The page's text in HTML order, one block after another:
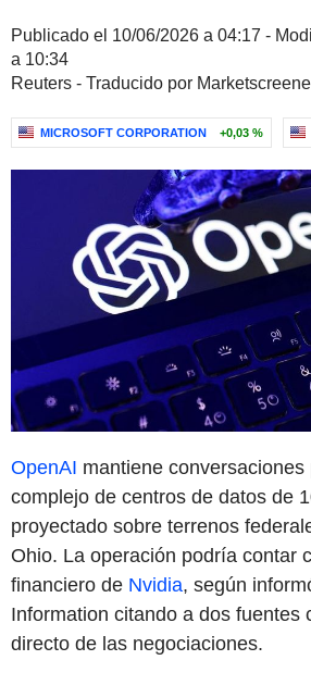
Publicado el 10/06/2026 a 04:17 -
a 10:34
Reuters - Traducido por
MICROSOFT CORPORATION +0,03 %
OpenAI mantiene conversaciones
complejo de centros de datos de
proyectado sobre terrenos
Ohio. La operación podría contar
financiero de Nvidia, según
Information citando a dos fuentes
directo de las negociaciones.